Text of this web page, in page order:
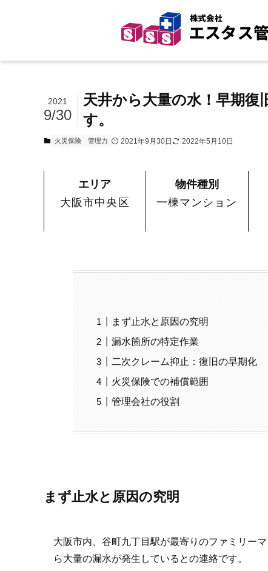
天井から大量の水！早期復
す。
2021
9/30
火災保険 管理力 2021年9月30日 2022年5月10日
エリア
大阪市中央区
物件種別
一棟マンション
まず止水と原因の究明
漏水箇所の特定作業
二次クレーム抑止：復旧の早期化
火災保険での補償範囲
管理会社の役割
まず止水と原因の究明
大阪市内、谷町九丁目駅が最寄りのファミリー
ら大量の漏水が発生しているとの連絡です。